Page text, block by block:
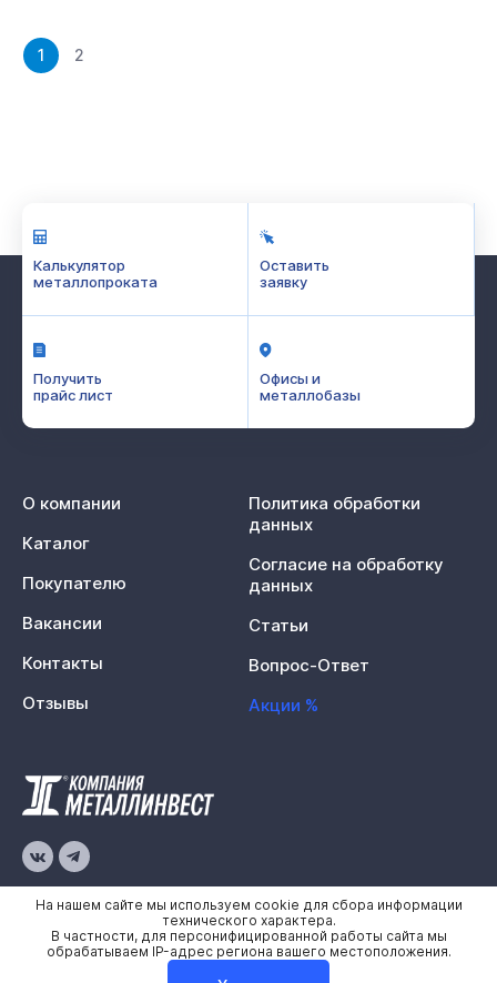
1 2
Калькулятор
металлопроката
Оставить
заявку
Получить
прайс лист
Офисы и
металлобазы
© 2026 «Металлинвест»
Политика конфиденциальности
О компании
Каталог
Покупателю
Вакансии
Контакты
Отзывы
Политика обработки
данных
Согласие на обработку
данных
Статьи
Вопрос-Ответ
Акции %
На нашем сайте мы используем cookie для сбора информации
технического характера.
В частности, для персонифицированной работы сайта мы
обрабатываем IP-адрес региона вашего местоположения.